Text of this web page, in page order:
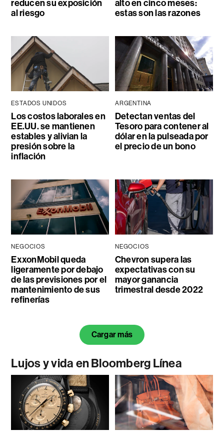
reducen su exposición
al riesgo
alto en cinco meses:
estas son las razones
ESTADOS UNIDOS
Los costos laborales en
EE.UU. se mantienen
estables y alivian la
presión sobre la
inflación
ARGENTINA
Detectan ventas del
Tesoro para contener al
dólar en la pulseada por
el precio de un bono
NEGOCIOS
ExxonMobil queda
ligeramente por debajo
de las previsiones por el
mantenimiento de sus
refinerías
NEGOCIOS
Chevron supera las
expectativas con su
mayor ganancia
trimestral desde 2022
Cargar más
Lujos y vida en Bloomberg Línea